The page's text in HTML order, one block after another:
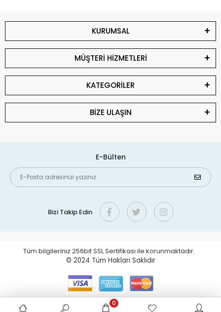
KURUMSAL
MÜŞTERİ HİZMETLERİ
KATEGORİLER
BİZE ULAŞIN
E-Bülten
Bizi Takip Edin
Tüm bilgileriniz 256bit SSL Sertifikası ile korunmaktadır.
© 2024 Tüm Hakları Saklıdır
0